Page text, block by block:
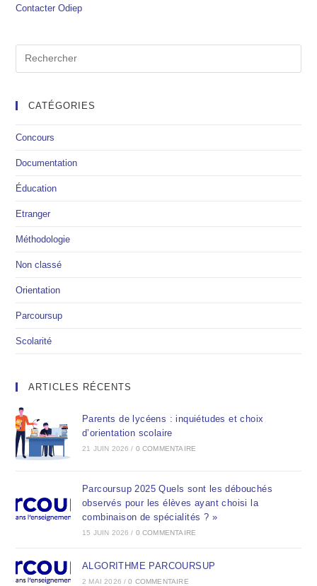
Contacter Odiep
CATÉGORIES
Concours
Documentation
Éducation
Etranger
Méthodologie
Non classé
Orientation
Parcoursup
Scolarité
ARTICLES RÉCENTS
Parents de lycéens : inquiétudes et choix
d’orientation scolaire
21 JUIN 2026 / 0 COMMENTAIRE
Parcoursup 2025 Quels sont les débouchés
observés pour les élèves ayant choisi la
combinaison de spécialités ? »
15 JUIN 2026 / 0 COMMENTAIRE
ALGORITHME PARCOURSUP
2 MAI 2026 / 0 COMMENTAIRE